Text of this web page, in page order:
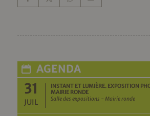
AGENDA
31
JUIL
INSTANT ET LUMIÈRE. EXPOSITION
MAIRIE RONDE
Salle des expositions - Mairie ronde